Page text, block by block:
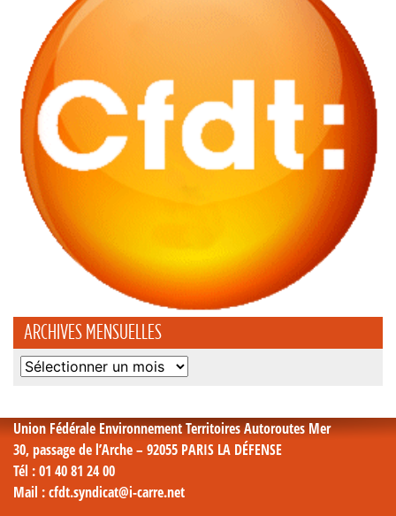
ARCHIVES MENSUELLES
Archives
Union Fédérale Environnement Territoires Autoroutes Mer
30, passage de l’Arche – 92055 PARIS LA DÉFENSE
Tél : 01 40 81 24 00
Mail : cfdt.syndicat@i-carre.net